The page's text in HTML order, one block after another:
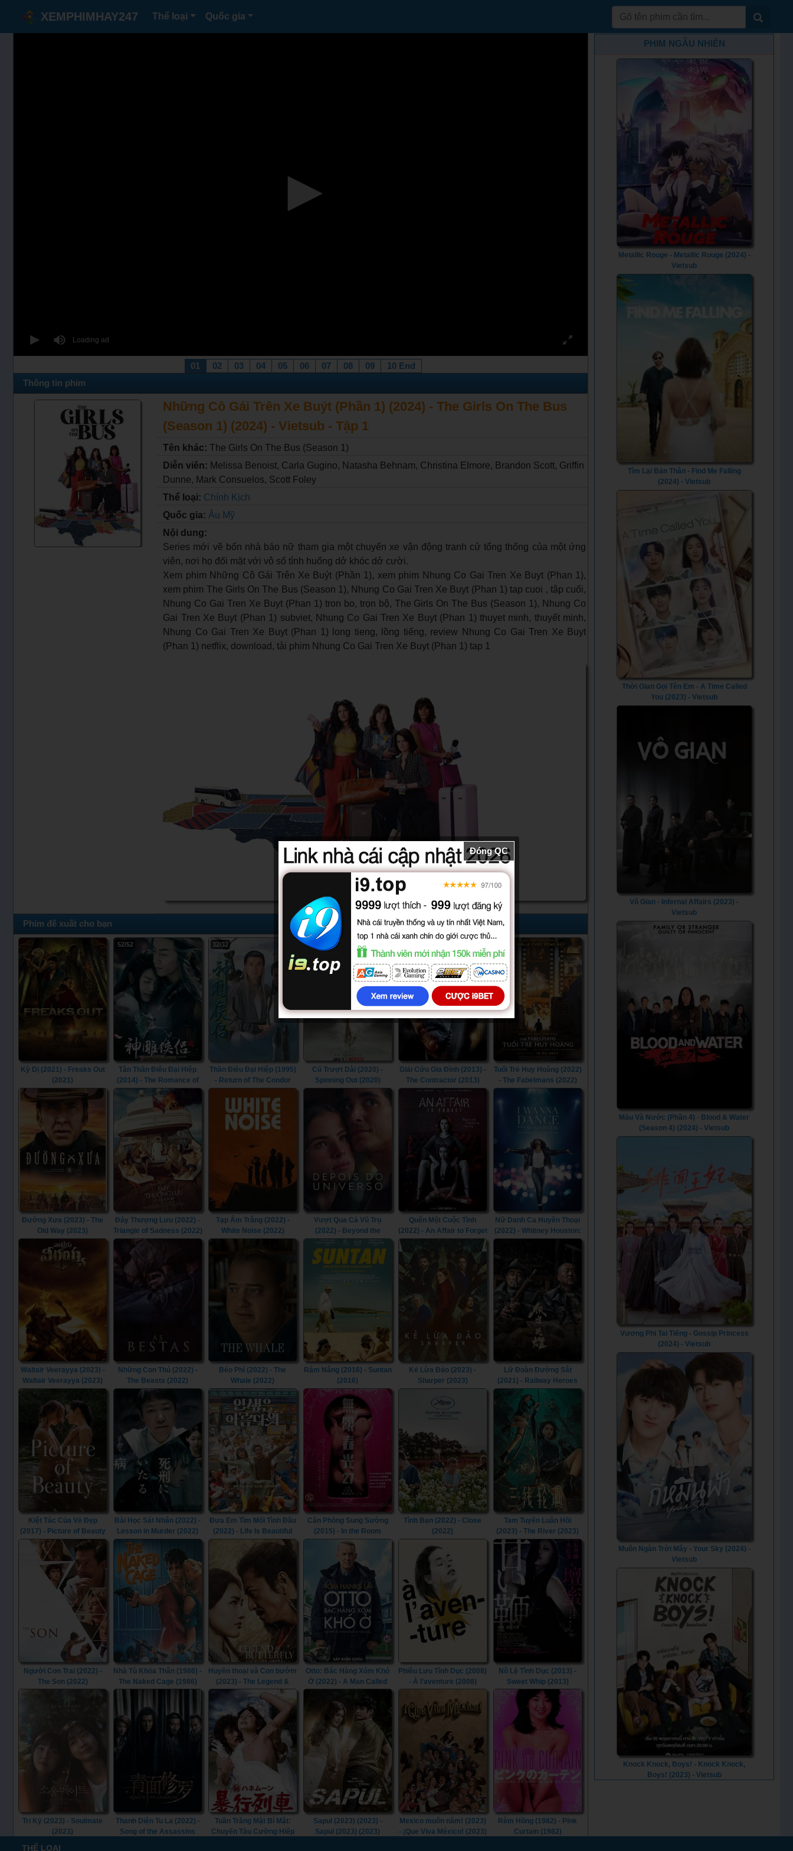
XEMPHIMHAY247 Thể loại Quốc gia
01 02 03 04 05 06 07 08 09
10 End
Thông tin phim
Những Cô Gái Trên Xe Buýt (Phần 1) (2024) - The Girls On The Bus
(Season 1) (2024) - Vietsub - Tập 1
Tên khác:The Girls On The Bus (Season 1)
Diễn viên: Melissa Benoist, Carla Gugino, Natasha Behnam, Christina Elmore, Brandon Scott, Griffin
Dunne, Mark Consuelos, Scott Foley
Thể loại: Chính Kịch
Quốc gia: Âu Mỹ
Nội dung:
Series mới về bốn nhà báo nữ tham gia một chuyến xe vận động tranh cử tổng thống của một ứng
viên, nơi họ đối mặt với vô số tình huống dở khóc dở cười.
Xem phim Những Cô Gái Trên Xe Buýt (Phần 1), xem phim Nhung Co Gai Tren Xe Buyt (Phan 1),
xem phim The Girls On The Bus (Season 1), Nhung Co Gai Tren Xe Buyt (Phan 1) tap cuoi , tập cuối,
Nhung Co Gai Tren Xe Buyt (Phan 1) tron bo, trọn bộ, The Girls On The Bus (Season 1), Nhung Co
Gai Tren Xe Buyt (Phan 1) subviet, Nhung Co Gai Tren Xe Buyt (Phan 1) thuyet minh, thuyết minh,
Nhung Co Gai Tren Xe Buyt (Phan 1) long tieng, lồng tiếng, review Nhung Co Gai Tren Xe Buyt
(Phan 1) netflix, download, tải phim Nhung Co Gai Tren Xe Buyt (Phan 1) tap 1
Phim đề xuất cho bạn
Kỳ Dị (2021) - Freaks Out
(2021)
52/52
Tân Thần Điêu Đại Hiệp
(2014) - The Romance of
the Condor Heroes (2014)
32/32
Thần Điêu Đại Hiệp (1995)
- Return of The Condor
10/10
Cú Trượt Dài (2020) -
Spinning Out (2020)
Giải Cứu Gia Đình (2013) -
The Contractor (2013)
Tuổi Trẻ Huy Hoàng (2022)
- The Fabelmans (2022)
Đường Xưa (2023) - The
Old Way (2023)
Đáy Thượng Lưu (2022) -
Triangle of Sadness (2022)
Tạp Âm Trắng (2022) -
White Noise (2022)
Vượt Qua Cả Vũ Trụ
(2022) - Beyond the
Universe (2022)
Quên Một Cuộc Tình
(2022) - An Affair to Forget
(2022)
Nữ Danh Ca Huyền Thoại
(2022) - Whitney Houston:
I Wanna Dance with
Waltair Veerayya (2023) -
Waltair Veerayya (2023)
Những Con Thú (2022) -
The Beasts (2022)
Béo Phì (2022) - The
Whale (2022)
Rám Nắng (2016) - Suntan
(2016)
Kẻ Lừa Đảo (2023) -
Sharper (2023)
Lữ Đoàn Đường Sắt
(2021) - Railway Heroes
(2021)
Kiệt Tác Của Vẻ Đẹp
(2017) - Picture of Beauty
(2017)
Bài Học Sát Nhân (2022) -
Lesson in Murder (2022)
Đưa Em Tìm Mối Tình Đầu
(2022) - Life Is Beautiful
(2022)
Căn Phòng Sung Sướng
(2015) - In the Room
(2015)
Tình Bạn (2022) - Close
(2022)
Tam Tuyến Luân Hồi
(2023) - The River (2023)
Người Con Trai (2022) -
The Son (2022)
Nhà Tù Khỏa Thân (1986) -
The Naked Cage (1986)
Huyền thoại và Con bướm
(2023) - The Legend &
Butterfly (2023)
Otto: Bác Hàng Xóm Khó
Ở (2022) - A Man Called
Phiêu Lưu Tình Dục (2008)
- À l’aventure (2008)
Nô Lệ Tình Dục (2013) -
Sweet Whip (2013)
Tri Kỷ (2023) - Soulmate
(2023)
Thanh Diện Tu La (2022) -
Song of the Assassins
Tuần Trăng Mật Bí Mật:
Chuyến Tàu Cưỡng Hiếp
Sapul (2023) (2023) -
Sapul (2023) (2023)
Mexico muôn năm! (2023)
- ¡Que Viva México! (2023)
Rèm Hồng (1982) - Pink
Curtain (1982)
PHIM NGẪU NHIÊN
Metallic Rouge - Metallic Rouge (2024) -
Vietsub
Tìm Lại Bản Thân - Find Me Falling
(2024) - Vietsub
Thời Gian Gọi Tên Em - A Time Called
You (2023) - Vietsub
Vô Gian - Infernal Affairs (2023) -
Vietsub
Máu Và Nước (Phần 4) - Blood & Water
(Season 4) (2024) - Vietsub
Vương Phi Tai Tiếng - Gossip Princess
(2024) - Vietsub
Muôn Ngàn Trời Mây - Your Sky (2024) -
Vietsub
Knock Knock, Boys! - Knock Knock,
Boys! (2023) - Vietsub
THỂ LOẠI
Đóng QC